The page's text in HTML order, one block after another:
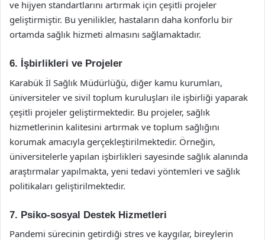
ve hijyen standartlarını artırmak için çeşitli projeler
geliştirmiştir. Bu yenilikler, hastaların daha konforlu bir
ortamda sağlık hizmeti almasını sağlamaktadır.
6. İşbirlikleri ve Projeler
Karabük İl Sağlık Müdürlüğü, diğer kamu kurumları,
üniversiteler ve sivil toplum kuruluşları ile işbirliği yaparak
çeşitli projeler geliştirmektedir. Bu projeler, sağlık
hizmetlerinin kalitesini artırmak ve toplum sağlığını
korumak amacıyla gerçekleştirilmektedir. Örneğin,
üniversitelerle yapılan işbirlikleri sayesinde sağlık alanında
araştırmalar yapılmakta, yeni tedavi yöntemleri ve sağlık
politikaları geliştirilmektedir.
7. Psiko-sosyal Destek Hizmetleri
Pandemi sürecinin getirdiği stres ve kaygılar, bireylerin